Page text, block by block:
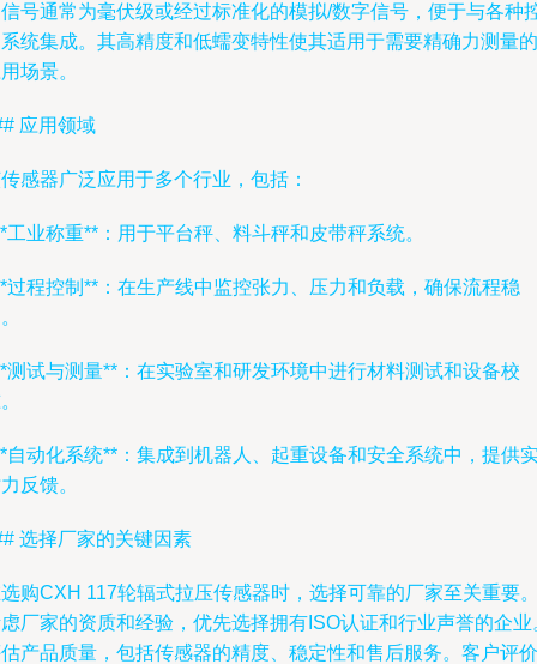
号通常为毫伏级或经过标准化的模拟/数字信号，便于与各种
统集成。其高精度和低蠕变特性使其适用于需要精确力测量的
场景。
应用领域
感器广泛应用于多个行业，包括：
工业称重**：用于平台秤、料斗秤和皮带秤系统。
过程控制**：在生产线中监控张力、压力和负载，确保流程稳
测试与测量**：在实验室和研发环境中进行材料测试和设备校
自动化系统**：集成到机器人、起重设备和安全系统中，提供
反馈。
选择厂家的关键因素
购CXH 117轮辐式拉压传感器时，选择可靠的厂家至关重要
厂家的资质和经验，优先选择拥有ISO认证和行业声誉的企业
产品质量，包括传感器的精度、稳定性和售后服务。客户评价